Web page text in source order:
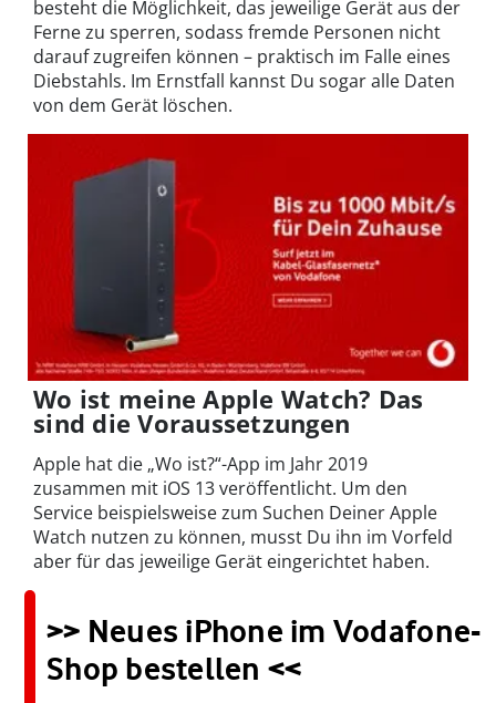
besteht die Möglichkeit, das jeweilige Gerät aus der
Ferne zu sperren, sodass fremde Personen nicht
darauf zugreifen können – praktisch im Falle eines
Diebstahls. Im Ernstfall kannst Du sogar alle Daten
von dem Gerät löschen.
Wo ist meine Apple Watch? Das
sind die Voraussetzungen
Apple hat die „Wo ist?“-App im Jahr 2019
zusammen mit iOS 13 veröffentlicht. Um den
Service beispielsweise zum Suchen Deiner Apple
Watch nutzen zu können, musst Du ihn im Vorfeld
aber für das jeweilige Gerät eingerichtet haben.
>> Neues iPhone im Vodafone-
Shop bestellen <<